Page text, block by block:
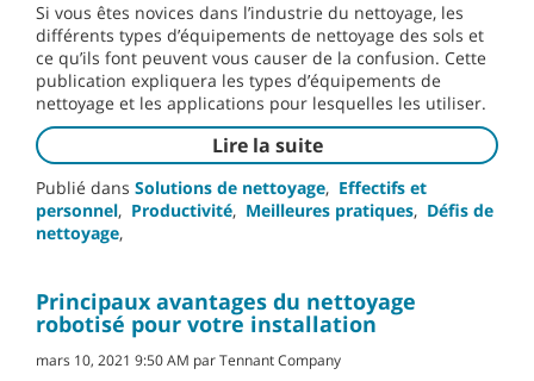
Si vous êtes novices dans l’industrie du nettoyage, les
différents types d’équipements de nettoyage des sols et
ce qu’ils font peuvent vous causer de la confusion. Cette
publication expliquera les types d’équipements de
nettoyage et les applications pour lesquelles les utiliser.
Lire la suite
Publié dans Solutions de nettoyage, Effectifs et
personnel, Productivité, Meilleures pratiques, Défis de
nettoyage,
Principaux avantages du nettoyage
robotisé pour votre installation
mars 10, 2021 9:50 AM par Tennant Company